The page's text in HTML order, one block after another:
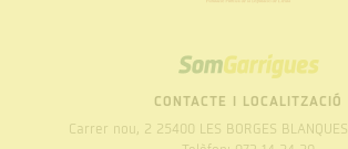
SOM
GARRIGUES
CONTACTE I LOCALITZACIÓ
Carrer nou, 2 25400 LES BORGES BLANQUES